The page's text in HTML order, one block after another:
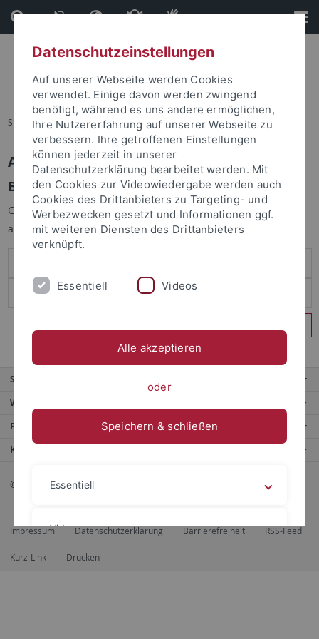
Direkt
zum
Inhalt
Direkt
zur
Fußleiste
Sie sind hier: Startseite
Anmelden
Benutzeranmeldung
Geben Sie Ihren Benutzernamen und Ihr Passwort an um sich
anzumelden:
Service
Weitere Angebote
Portale
Kontaktinfo
© 2026 Eberhard Karls Universität Tübingen, Tübingen
Impressum Datenschutzerklärung Barrierefreiheit RSS-Feed
Kurz-Link Drucken
Datenschutzeinstellungen
Auf unserer Webseite werden Cookies
verwendet. Einige davon werden zwingend
benötigt, während es uns andere ermöglichen,
Ihre Nutzererfahrung auf unserer Webseite zu
verbessern. Ihre getroffenen Einstellungen
können jederzeit in unserer
Datenschutzerklärung bearbeitet werden. Mit
den Cookies zur Videowiedergabe werden auch
Cookies des Drittanbieters zu Targeting- und
Werbezwecken gesetzt und Informationen ggf.
mit weiteren Diensten des Drittanbieters
verknüpft.
Essentiell Videos
Alle akzeptieren
oder
Speichern & schließen
Essentiell
Videos